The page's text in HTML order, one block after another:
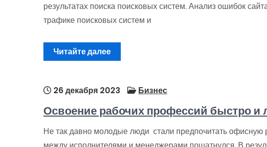
результатах поиска поисковых систем. Анализ ошибок
трафике поисковых систем и
Читайте далее
26 декабря 2023 Бизнес
Освоение рабочих профессий быстро и
Не так давно молодые люди стали предпочитать офисную